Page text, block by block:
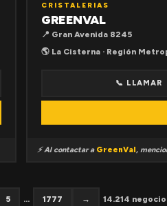
CRISTALERIAS
GREENVAL
📍 Gran Avenida 8245
🌎 La Cisterna · Región
📞 LLAMAR
⚡ Al contactar a GreenVal,
5 ... 1777 → 14.214